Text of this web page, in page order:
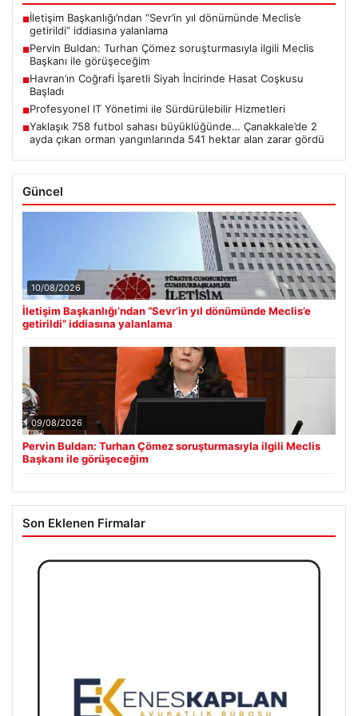
■İletişim Başkanlığı’ndan “Sevr’in yıl dönümünde Meclis’e
getirildi” iddiasına yalanlama
■Pervin Buldan: Turhan Çömez soruşturmasıyla ilgili Meclis
Başkanı ile görüşeceğim
■Havran’ın Coğrafi İşaretli Siyah İncirinde Hasat Coşkusu
Başladı
■Profesyonel IT Yönetimi ile Sürdürülebilir Hizmetleri
■Yaklaşık 758 futbol sahası büyüklüğünde… Çanakkale’de 2
ayda çıkan orman yangınlarında 541 hektar alan zarar gördü
Güncel
10/08/2026
İletişim Başkanlığı’ndan “Sevr’in yıl dönümünde Meclis’e
getirildi” iddiasına yalanlama
09/08/2026
Pervin Buldan: Turhan Çömez soruşturmasıyla ilgili Meclis
Başkanı ile görüşeceğim
Son Eklenen Firmalar